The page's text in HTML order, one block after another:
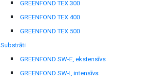
GREENFOND TEX 300
GREENFOND TEX 400
GREENFOND TEX 500
Substrāti
GREENFOND SW-E, ekstensīvs
GREENFOND SW-I, intensīvs